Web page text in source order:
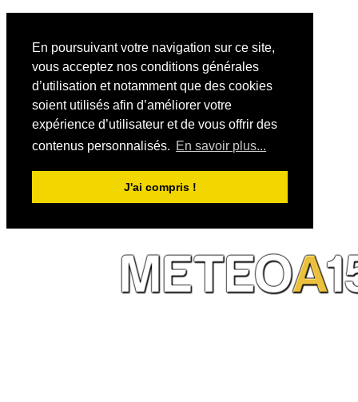
En poursuivant votre navigation sur ce site,
vous acceptez nos conditions générales
d’utilisation et notamment que des cookies
soient utilisés afin d’améliorer votre
expérience d’utilisateur et de vous offrir des
contenus personnalisés. En savoir plus...
J'ai compris !